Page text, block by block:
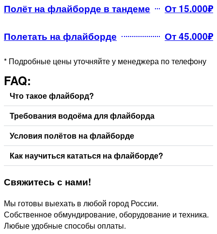
Полёт на флайборде в тандеме От 15.000₽
Полетать на флайборде От 45.000₽
* Подробные цены уточняйте у менеджера по телефону
FAQ:
Что такое флайборд?
Требования водоёма для флайборда
Условия полётов на флайборде
Как научиться кататься на флайборде?
Свяжитесь с нами!
Мы готовы выехать в любой город России.
Собственное обмундирование, оборудование и техника.
Любые удобные способы оплаты.